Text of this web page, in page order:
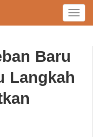
T
o
n
Baru
Langkah